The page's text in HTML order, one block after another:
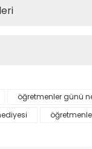
öğretmenler günü